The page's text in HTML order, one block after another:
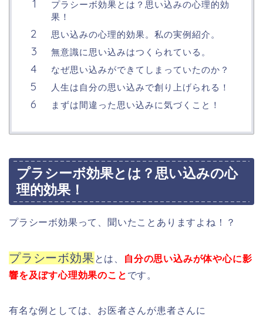
プラシーボ効果とは？思い込みの心理的効
果！
思い込みの心理的効果。私の実例紹介。
無意識に思い込みはつくられている。
なぜ思い込みができてしまっていたのか？
人生は自分の思い込みで創り上げられる！
まずは間違った思い込みに気づくこと！
プラシーボ効果とは？思い込みの心
理的効果！
プラシーボ効果って、聞いたことありますよね！？
プラシーボ効果 とは、
自分の思い込みが体や心に影
響を及ぼす心理効果のこと です。
有名な例としては、お医者さんが患者さんに